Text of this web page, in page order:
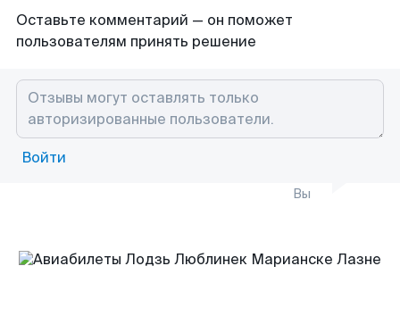
Оставьте комментарий — он поможет
пользователям принять решение
Войти
Вы